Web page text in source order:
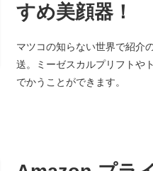
すめ美顔器！
マツコの知らない世界で紹介
送。ミーゼスカルプリフトや
でかうことができます。